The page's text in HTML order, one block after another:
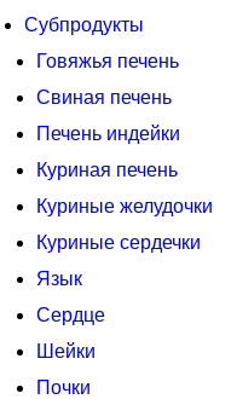
Субпродукты
Говяжья печень
Свиная печень
Печень индейки
Куриная печень
Куриные желудочки
Куриные сердечки
Язык
Сердце
Шейки
Почки